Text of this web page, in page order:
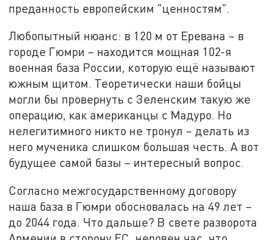
преданность европейским "ценностям".
Любопытный нюанс: в 120 м от Еревана – в
городе Гюмри – находится мощная 102-я
военная база России, которую ещё называют
южным щитом. Теоретически наши бойцы
могли бы провернуть с Зеленским такую же
операцию, как американцы с Мадуро. Но
нелегитимного никто не тронул – делать из
него мученика слишком большая честь. А вот
будущее самой базы – интересный вопрос.
Согласно межгосударственному договору
наша база в Гюмри обосновалась на 49 лет –
до 2044 года. Что дальше? В свете разворота